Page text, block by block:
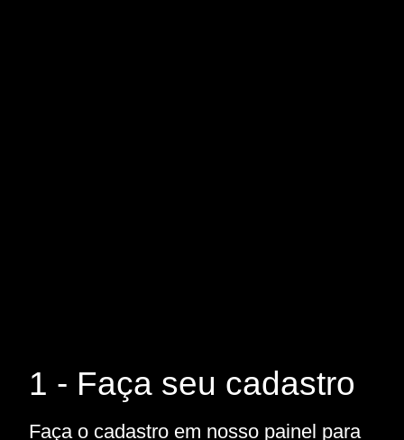
1 - Faça seu cadastro
Faça o cadastro em nosso painel para